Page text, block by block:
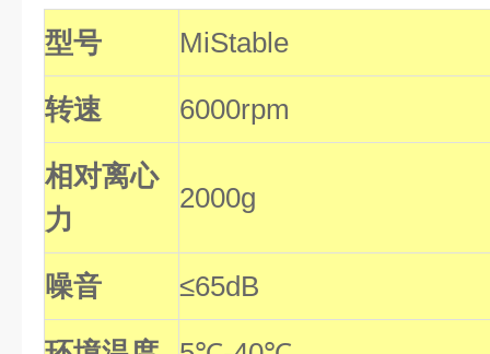
型号
MiStable
转速 6000rpm
相对离心
力
2000g
噪音 ≤65dB